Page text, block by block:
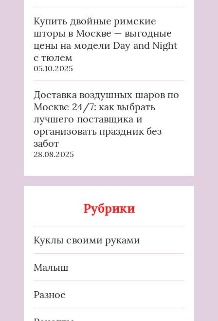
Купить двойные римские
шторы в Москве — выгодные
цены на модели Day and Night
с тюлем
05.10.2025
Доставка воздушных шаров по
Москве 24/7: как выбрать
лучшего поставщика и
организовать праздник без
забот
28.08.2025
Рубрики
Куклы своими руками
Малыш
Разное